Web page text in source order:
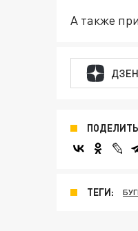
А также
ДЗЕН
ТЕГИ: